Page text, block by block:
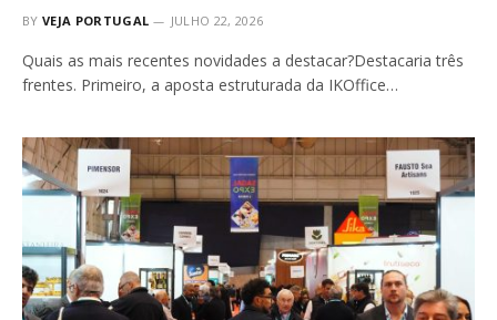
BY VEJA PORTUGAL JULHO 22, 2026
Quais as mais recentes novidades a destacar?Destacaria três
frentes. Primeiro, a aposta estruturada da IKOffice…